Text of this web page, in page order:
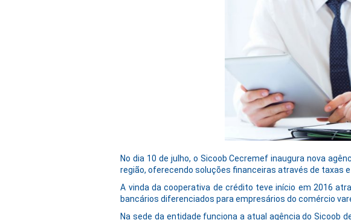
No dia 10 de julho, o Sicoob Cecremef inaugura nova
região, oferecendo soluções financeiras através de taxas
A vinda da cooperativa de crédito teve início em 2016
bancários diferenciados para empresários do comércio
Na sede da entidade funciona a atual agência do Sicoob